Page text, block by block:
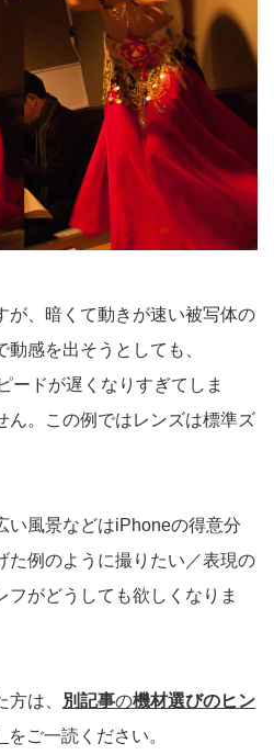
が、暗くて動きが速い被写体の
感を出そうとしても、
ードが遅くなりすぎてしま
ん。この例ではレンズは標準ズ
い風景などはiPhoneの得意分
た例のように撮りたい／表現の
がどうしても欲しくなりま
は、 別記事の機材選びのヒン
をご一読ください。